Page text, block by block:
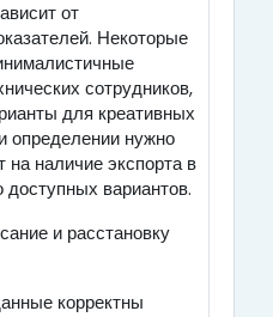
от
Некоторые
сотрудников,
для креативных
определении нужно
на наличие экспорта в
доступных вариантов.
и расстановку
корректны